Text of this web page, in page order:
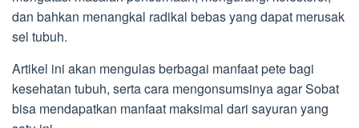
dan bahkan menangkal radikal bebas yang dapat merusak
sel tubuh.
Artikel ini akan mengulas berbagai manfaat pete bagi
kesehatan tubuh, serta cara mengonsumsinya agar Sobat
bisa mendapatkan manfaat maksimal dari sayuran yang